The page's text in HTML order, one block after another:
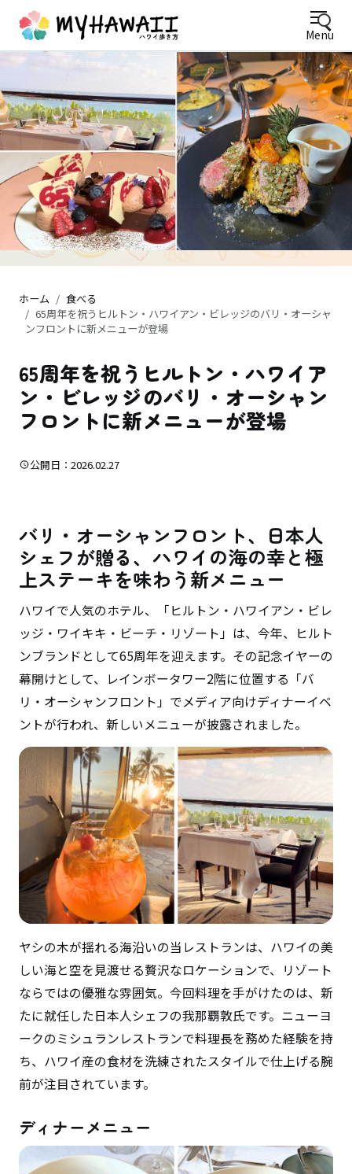
Menu
ワイキキビーチを望むテラス席のパンケーキカフェ
ホーム
食べる
65周年を祝うヒルトン・ハワイアン・ビレッジのバリ・オーシャ
ンフロントに新メニューが登場
65周年を祝うヒルトン・ハワイア
ン・ビレッジのバリ・オーシャン
フロントに新メニューが登場
公開日：2026.02.27
バリ・オーシャンフロント、日本人
シェフが贈る、ハワイの海の幸と極
上ステーキを味わう新メニュー
ハワイで人気のホテル、「ヒルトン・ハワイアン・ビレ
ッジ・ワイキキ・ビーチ・リゾート」は、今年、ヒルト
ンブランドとして65周年を迎えます。その記念イヤーの
幕開けとして、レインボータワー2階に位置する「バ
リ・オーシャンフロント」でメディア向けディナーイベ
ントが行われ、新しいメニューが披露されました。
ヤシの木が揺れる海沿いの当レストランは、ハワイの美
しい海と空を見渡せる贅沢なロケーションで、リゾート
ならではの優雅な雰囲気。今回料理を手がけたのは、新
たに就任した日本人シェフの我那覇敦氏です。ニューヨ
ークのミシュランレストランで料理長を務めた経験を持
ち、ハワイ産の食材を洗練されたスタイルで仕上げる腕
前が注目されています。
ディナーメニュー